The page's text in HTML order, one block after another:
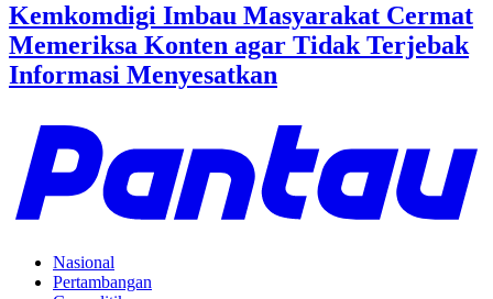
Kemkomdigi Imbau Masyarakat Cermat
Memeriksa Konten agar Tidak Terjebak
Informasi Menyesatkan
Nasional
Pertambangan